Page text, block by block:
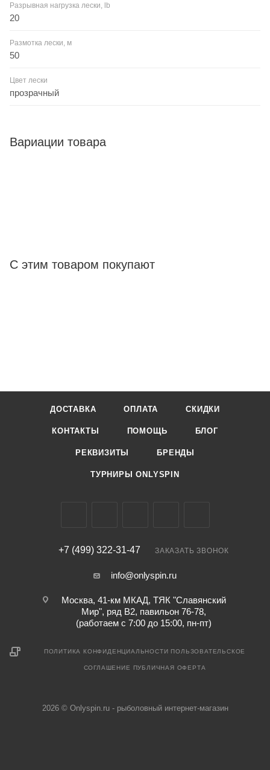
Разрывная нагрузка лески, lb
20
Размотка лески, м
50
Цвет лески
прозрачный
Вариации товара
С этим товаром покупают
ДОСТАВКА ОПЛАТА СКИДКИ
КОНТАКТЫ ПОМОЩЬ БЛОГ
РЕКВИЗИТЫ БРЕНДЫ
ТУРНИРЫ ONLYSPIN
+7 (499) 322-31-47 ЗАКАЗАТЬ ЗВОНОК
info@onlyspin.ru
Москва, 41-км МКАД, ТЯК "Славянский
Мир", ряд В2, павильон 76-78,
(работаем с 7:00 до 15:00, пн-пт)
ПОЛИТИКА КОНФИДЕНЦИАЛЬНОСТИ ПОЛЬЗОВАТЕЛЬСКОЕ
СОГЛАШЕНИЕ ПУБЛИЧНАЯ ОФЕРТА
2026 © Onlyspin.ru - рыболовный интернет-магазин